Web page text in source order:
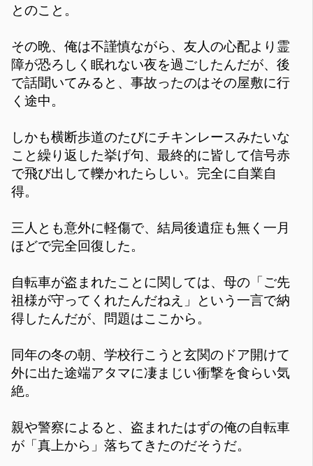
とのこと。
その晩、俺は不謹慎ながら、友人の心配より霊
障が恐ろしく眠れない夜を過ごしたんだが、後
で話聞いてみると、事故ったのはその屋敷に行
く途中。
しかも横断歩道のたびにチキンレースみたいな
こと繰り返した挙げ句、最終的に皆して信号赤
で飛び出して轢かれたらしい。完全に自業自
得。
三人とも意外に軽傷で、結局後遺症も無く一月
ほどで完全回復した。
自転車が盗まれたことに関しては、母の「ご先
祖様が守ってくれたんだねえ」という一言で納
得したんだが、問題はここから。
同年の冬の朝、学校行こうと玄関のドア開けて
外に出た途端アタマに凄まじい衝撃を食らい気
絶。
親や警察によると、盗まれたはずの俺の自転車
が「真上から」落ちてきたのだそうだ。